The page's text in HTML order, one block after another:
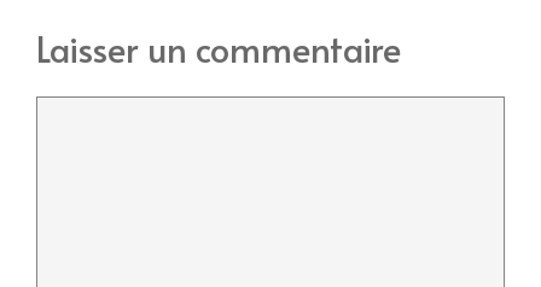
Laisser un commentaire